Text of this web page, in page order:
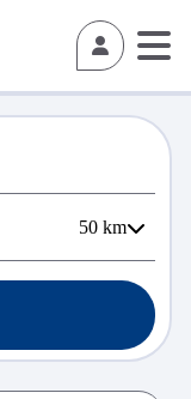
50 km